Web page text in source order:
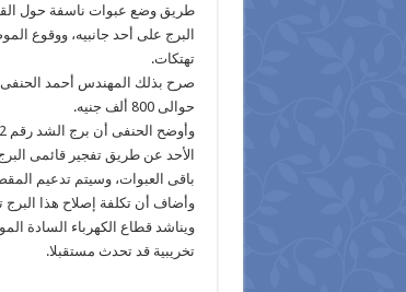
طريق وضع عبوات ناسفة حول
تهتكات.
صرح بذلك المهندس أحمد الحنفى
حوالى 800 ألف جنيه.
الأحد عن طريق تفجير قائمى
باقى العبوات، وسيتم تدعيم
وأضاف أن تكلفة إصلاح هذا البرج تبلغ حوالى 150 ألف جنيه، مشيرا إلى
ويناشد قطاع الكهرباء السادة
تخريبية قد تحدث مستقبلا.